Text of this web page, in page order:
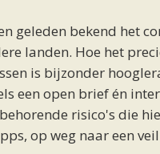
geleden bekend het
landen. Hoe het
is bijzonder
een open brief én
risico's die
op weg naar een